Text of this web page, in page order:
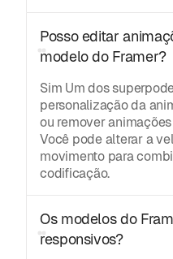
Posso editar
modelo do Framer?
Sim Um dos
personalização da
ou remover
Você pode alterar a
movimento para
codificação.
Os modelos do
responsivos?